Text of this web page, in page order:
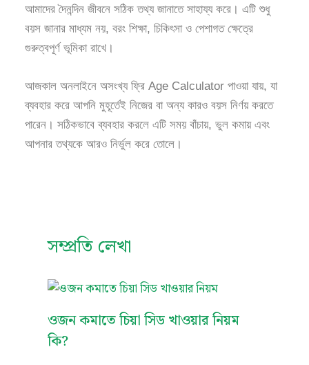
আমাদের দৈনন্দিন জীবনে সঠিক তথ্য জানাতে সাহায্য করে। এটি শুধু
বয়স জানার মাধ্যম নয়, বরং শিক্ষা, চিকিৎসা ও পেশাগত ক্ষেত্রে
গুরুত্বপূর্ণ ভূমিকা রাখে।
আজকাল অনলাইনে অসংখ্য ফ্রি Age Calculator পাওয়া যায়, যা
ব্যবহার করে আপনি মুহূর্তেই নিজের বা অন্য কারও বয়স নির্ণয় করতে
পারেন। সঠিকভাবে ব্যবহার করলে এটি সময় বাঁচায়, ভুল কমায় এবং
আপনার তথ্যকে আরও নির্ভুল করে তোলে।
সম্প্রতি লেখা
ওজন কমাতে চিয়া সিড খাওয়ার নিয়ম
কি?